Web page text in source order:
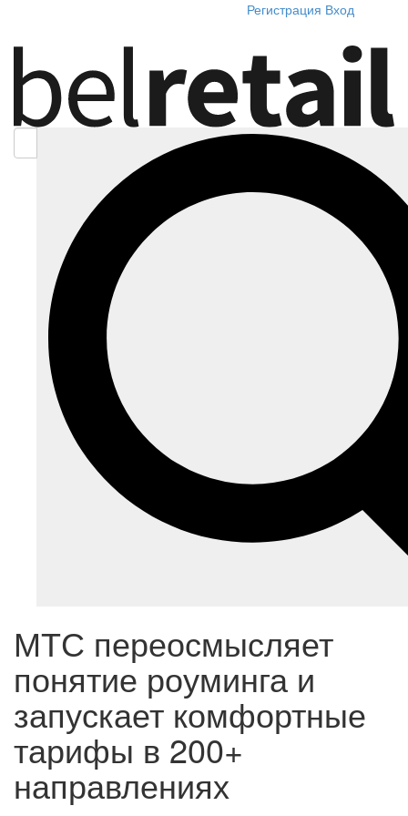
Регистрация Вход
МТС переосмысляет
понятие роуминга и
запускает комфортные
тарифы в 200+
направлениях